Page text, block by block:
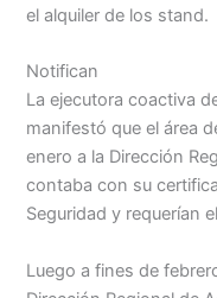
el alquiler de los stand.
Notifican
La ejecutora coactiva
manifestó que el área
enero a la Dirección
contaba con su
Seguridad y requerían
Luego a fines de